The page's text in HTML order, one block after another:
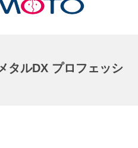
タルDX プロフェッシ